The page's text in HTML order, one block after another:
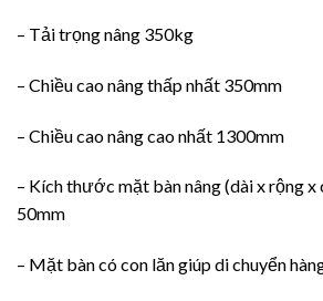
– Tải trọng nâng 350kg
– Chiều cao nâng thấp nhất 350mm
– Chiều cao nâng cao nhất 1300mm
– Kích thước mặt bàn nâng (dài x rộng x
50mm
– Mặt bàn có con lăn giúp di chuyển